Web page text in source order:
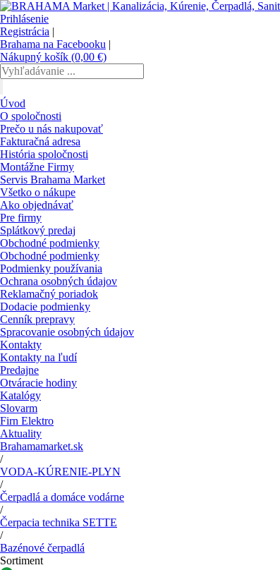
Prihlásenie
Registrácia |
Brahama na Facebooku |
Nákupný košík (0,00 €)
Úvod
O spoločnosti
Prečo u nás nakupovať
Fakturačná adresa
História spoločnosti
Montážne Firmy
Servis Brahama Market
Všetko o nákupe
Ako objednávať
Pre firmy
Splátkový predaj
Obchodné podmienky
Obchodné podmienky
Podmienky používania
Ochrana osobných údajov
Reklamačný poriadok
Dodacie podmienky
Cenník prepravy
Spracovanie osobných údajov
Kontakty
Kontakty na ľudí
Predajne
Otváracie hodiny
Katalógy
Slovarm
Firn Elektro
Aktuality
Brahamamarket.sk
/
VODA-KÚRENIE-PLYN
/
Čerpadlá a domáce vodárne
/
Čerpacia technika SETTE
/
Bazénové čerpadlá
Sortiment